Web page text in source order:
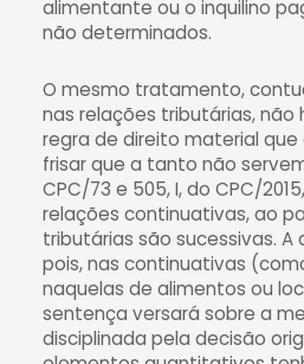
alimentante ou o inquilino
não determinados.
O mesmo tratamento,
nas relações tributárias, não
regra de direito material que
frisar que a tanto não
CPC/73 e 505, I, do CPC/
relações continuativas, ao
tributárias são sucessivas.
pois, nas continuativas
naquelas de alimentos ou
sentença versará sobre a
disciplinada pela decisão